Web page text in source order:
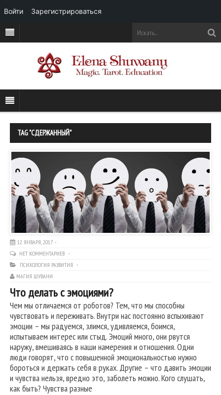
TAG "СДЕРЖАННЫЙ"
12 ЯНВАРЯ, 2017
НЕТ КОММЕНТАРИЕВ
ПСИХОЛОГИЯ РАЗВИТИЯ
МАГИЯ ШУВАНИ
Что делать с эмоциями?
Чем мы отличаемся от роботов? Тем, что мы способны
чувствовать и переживать. Внутри нас постоянно вспыхивают
эмоции – мы радуемся, злимся, удивляемся, боимся,
испытываем интерес или стыд. Эмоций много, они рвутся
наружу, вмешиваясь в наши намерения и отношения. Одни
люди говорят, что с повышенной эмоциональностью нужно
бороться и держать себя в руках. Другие – что давить эмоции
и чувства нельзя, вредно это, заболеть можно. Кого слушать,
как быть? Чувства разные
Войти Зарегистрироваться